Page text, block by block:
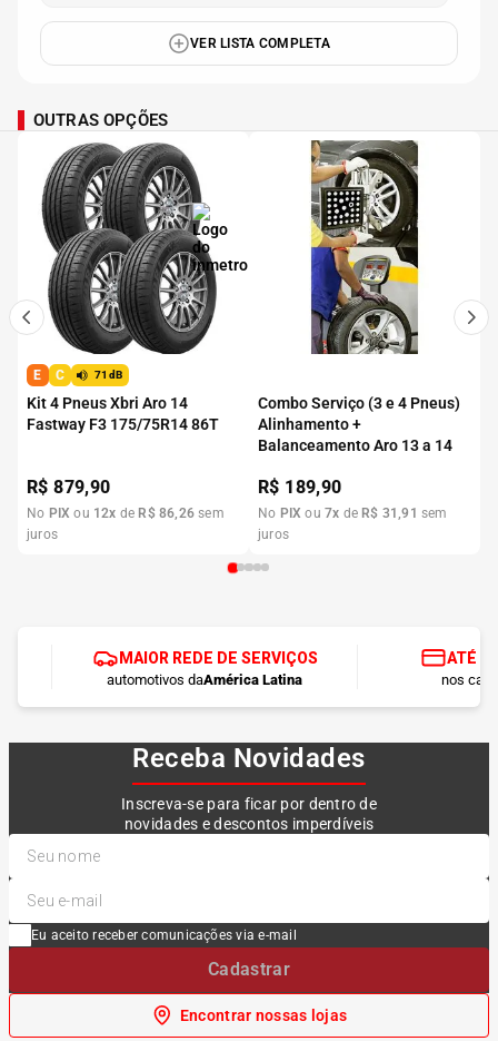
VER LISTA COMPLETA
OUTRAS OPÇÕES
E C 71dB
Kit 4 Pneus Xbri Aro 14
Fastway F3 175/75R14 86T
R$879,90
No PIX ou 12x de R$ 86,26 sem
juros
Combo Serviço (3 e 4 Pneus)
Alinhamento +
Balanceamento Aro 13 a 14
R$ 189,90
No PIX ou7x de R$ 31 ,91 sem
juros
MAIOR REDE DE SERVIÇOS
automotivos daAmérica Latina
ATÉ
nos
Receba Novidades
Inscreva-se para ficar por dentro de
novidades e descontos imperdíveis
Eu aceito receber comunicações via e-mail
Cadastrar
Encontrar nossas lojas